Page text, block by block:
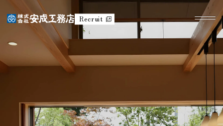
Recruit